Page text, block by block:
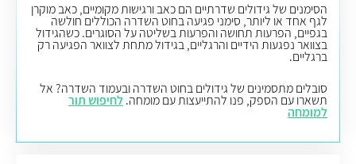
הסימנים של גידולים שדרתיים הם כאב ורגישות מקומיים, כאב מוקרן
לגף אחד או ליותר, סימני פגיעה בחוט השדרה הכוללים חולשה
בגפיים, הפרעות תחושה והפרעות בשליטה על הסוגרים. כשהגידול
בצוואר נפגעות הידיים והרגליים, בגידול מתחת לצוואר הפגיעה רק
ברגליים.
סובלים מתסמינים של גידולים בחוט השדרה ובעמוד השדרה? אל
תשארו עם הספק, פנו להתייעצות עם מומחה.לחיפוש תור
למומחה